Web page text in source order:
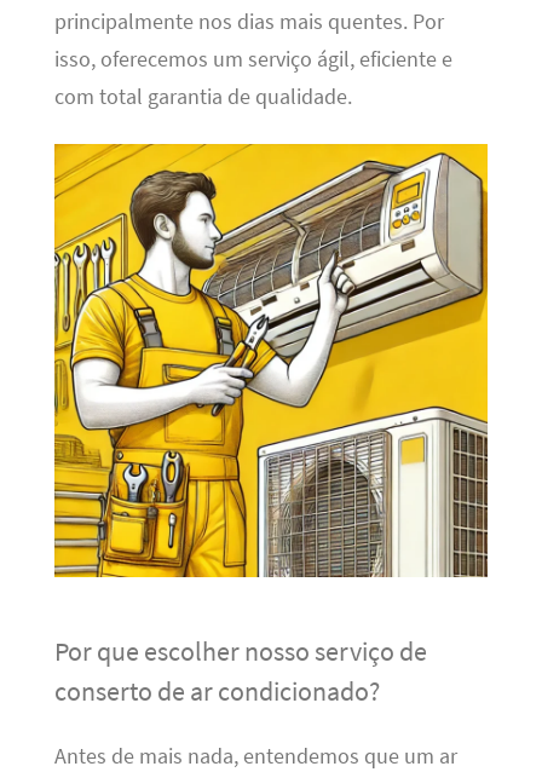
principalmente nos dias mais quentes. Por
isso, oferecemos um serviço ágil, eficiente e
com total garantia de qualidade.
Por que escolher nosso serviço de
conserto de ar condicionado?
Antes de mais nada, entendemos que um ar